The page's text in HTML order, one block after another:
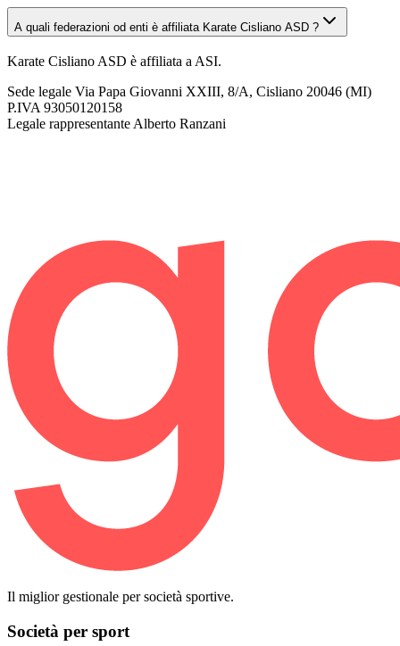
A quali federazioni od enti è affiliata Karate Cisliano ASD ?
Karate Cisliano ASD è affiliata a ASI.
Sede legale Via Papa Giovanni XXIII, 8/A, Cisliano 20046 (MI)
P.IVA 93050120158
Legale rappresentante Alberto Ranzani
Il miglior gestionale per società sportive.
Società per sport